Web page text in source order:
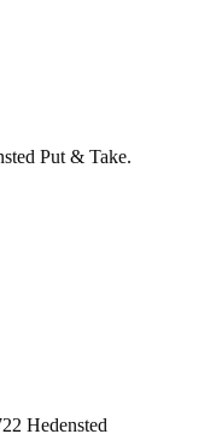
Put & Take.
Hedensted